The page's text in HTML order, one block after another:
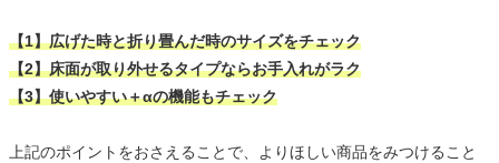
【1】広げた時と折り畳んだ時のサイズをチェック
【2】床面が取り外せるタイプならお手入れがラク
【3】使いやすい＋αの機能もチェック
上記のポイントをおさえることで、よりほしい商品をみつけること